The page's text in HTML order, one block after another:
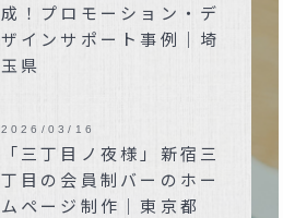
成！プロモーション・デ
ザインサポート事例｜埼
玉県
「三丁目ノ夜様」新宿三
丁目の会員制バーのホー
ムページ制作｜東京都
2026/03/16